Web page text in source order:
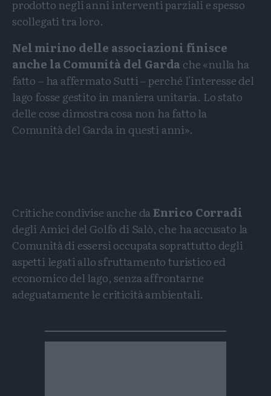
prodotto negli anni interventi parziali e spesso
scollegati tra loro.
Nel mirino delle associazioni finisce
anche la Comunità del Garda che «nulla ha
fatto – ha affermato Sutti – perché l'interesse del
lago fosse gestito in maniera unitaria. Lo stato
delle cose dimostra cosa non ha fatto la
Comunità del Garda in questi anni».
Critiche condivise anche daEnrico Corradi
degli Amici del Golfo di Salò, che ha accusato la
Comunità di essersi occupata soprattutto degli
aspetti legati allo sfruttamento turistico ed
economico del lago, senza affrontarne
adeguatamente le criticità ambientali.